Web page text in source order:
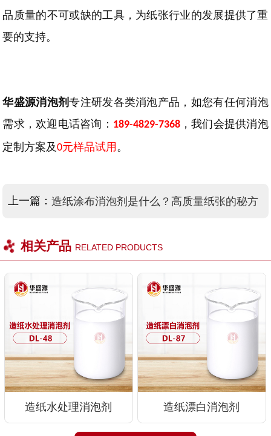
品质量的不可或缺的工具，为纸张行业的发展提供了重
要的支持。
华盛源消泡剂专注研发各类消泡产品，如您有任何消泡
需求，欢迎 电话咨询 ： 189-4829-7368，我们会提供消泡
定制方案及0元样品试用 。
上一篇：造纸涂布消泡剂是什么？高质量纸张的秘方
相关产品 RELATED PRODUCTS
造纸水处理消泡剂 造纸漂白消泡剂